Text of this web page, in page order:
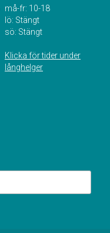
må-fr: 10-18
lö: Stängt
sö: Stängt
Klicka för tider under
långhelger